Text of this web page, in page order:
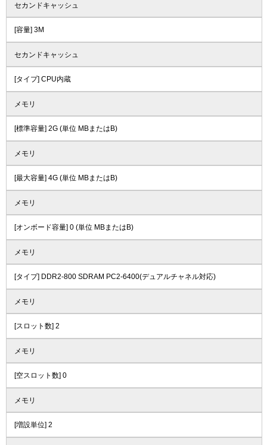
セカンドキャッシュ
[容量] 3M
セカンドキャッシュ
[タイプ] CPU内蔵
メモリ
[標準容量] 2G (単位 MBまたはB)
メモリ
[最大容量] 4G (単位 MBまたはB)
メモリ
[オンボード容量] 0 (単位 MBまたはB)
メモリ
[タイプ] DDR2-800 SDRAM PC2-6400(デュアルチャネル対応)
メモリ
[スロット数] 2
メモリ
[空スロット数] 0
メモリ
[増設単位] 2